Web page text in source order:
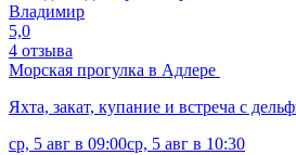
Владимир
5,0
4 отзыва
Морская прогулка в Адлере
Яхта, закат, купание и встреча с
ср, 5 авг в 09:00ср, 5 авг в 10:30